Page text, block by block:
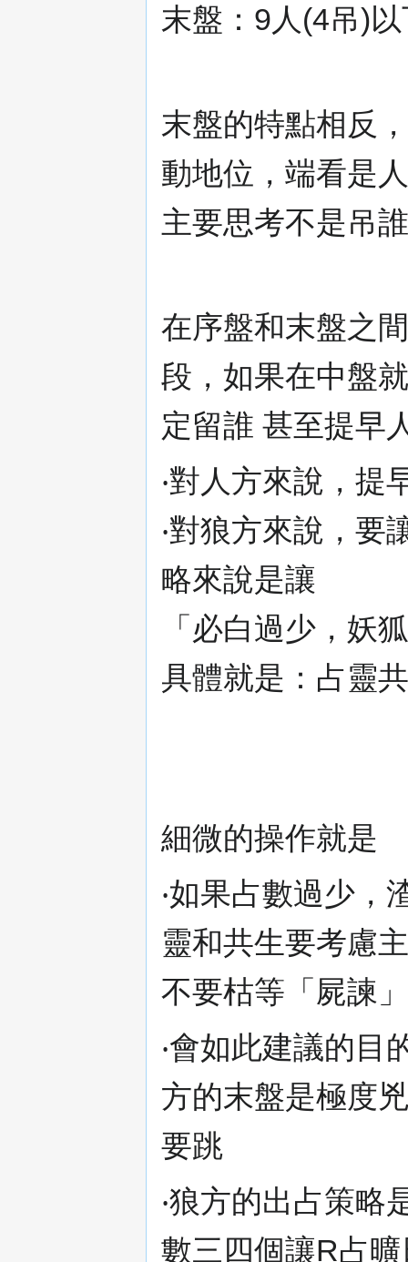
末盤：9人(4吊)
末盤的特點相反
動地位，端看是
主要思考不是吊
在序盤和末盤之
段，如果在中盤
定留誰 甚至提早
‧對人方來說，提
‧對狼方來說，要
略來說是讓
「必白過少，妖
具體就是：占靈
細微的操作就是
‧如果占數過少，
靈和共生要考慮
不要枯等「屍諫
‧會如此建議的目
方的末盤是極度
要跳
‧狼方的出占策略
數三四個讓R占